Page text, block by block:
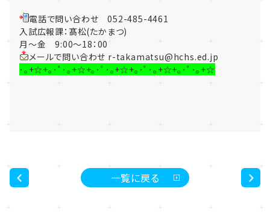
電話で問い合わせ 052-485-4461
入試広報課：髙松(たかまつ)
月～金 9:00～18：00
メールで問い合わせ r-takamatsu@hchs.ed.jp
･｡+☆+｡･ﾟ･｡+☆+｡･ﾟ･｡+☆+｡･ﾟ･｡+☆+｡･ﾟ･｡+☆
一覧に戻る